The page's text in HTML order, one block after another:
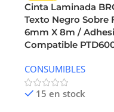
Cinta Laminada
Texto Negro Sobre
6mm X 8m /
Compatible
CONSUMIBLES
15 en stock